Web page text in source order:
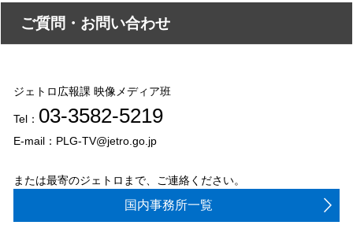
ご質問・お問い合わせ
ジェトロ広報課 映像メディア班
Tel： 03-3582-5219
E-mail：PLG-TV@jetro.go.jp
または最寄のジェトロまで、ご連絡ください。
国内事務所一覧